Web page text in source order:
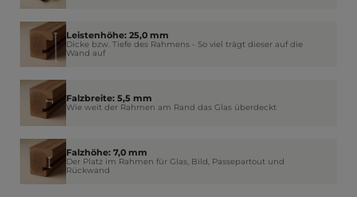
Leistenhöhe: 25,0 mm
Dicke bzw. Tiefe des Rahmens - So viel trägt dieser auf die
Wand auf
Falzbreite: 5,5 mm
Wie weit der Rahmen am Rand das Glas überdeckt
Falzhöhe: 7,0 mm
Der Platz im Rahmen für Glas, Bild, Passepartout und
Rückwand